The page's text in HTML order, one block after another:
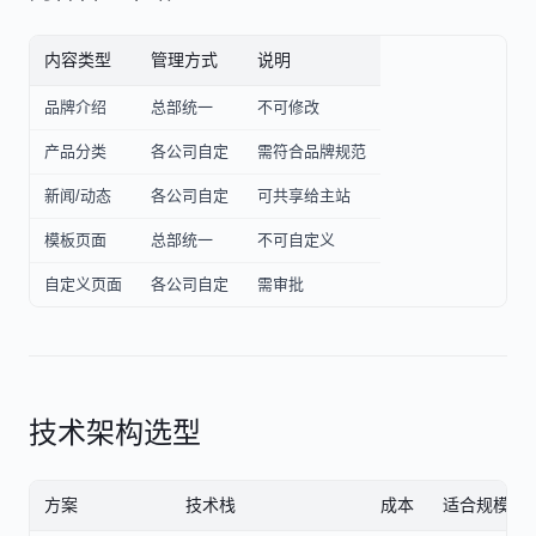
内容类型 管理方式 说明
品牌介绍 总部统一 不可修改
产品分类 各公司自定 需符合品牌规范
新闻/动态 各公司自定 可共享给主站
模板页面 总部统一 不可自定义
自定义页面 各公司自定 需审批
技术架构选型
方案 技术栈 成本 适合规模